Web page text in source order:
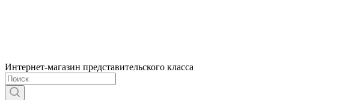
Интернет-магазин представительского класса